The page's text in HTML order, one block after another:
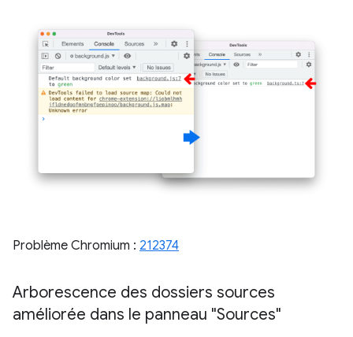
Problème Chromium : 212374
Arborescence des dossiers sources
améliorée dans le panneau "Sources"